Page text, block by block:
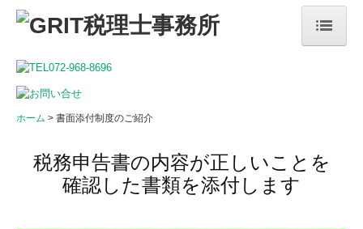
事務所案内
サービス案内
会社経営者・個人事業主の方へ
相続・生前贈与のご相談
ホーム 書面添付制度のご紹介
税務申告書の内容が正しいことを
確認した書類を添付します